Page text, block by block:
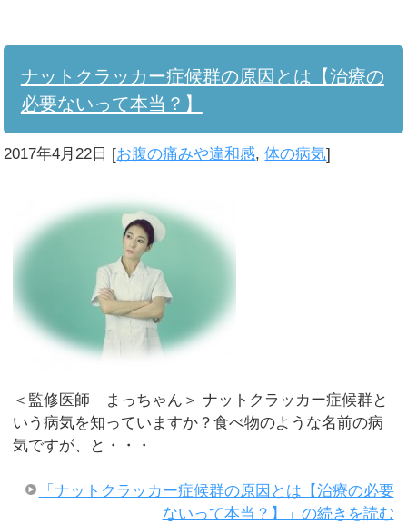
ナットクラッカー症候群の原因とは【治療の
必要ないって本当？】
2017年4月22日 [お腹の痛みや違和感,体の病気]
＜監修医師 まっちゃん＞ ナットクラッカー症候群と
いう病気を知っていますか？食べ物のような名前の病
気ですが、と・・・
「ナットクラッカー症候群の原因とは【治療の必要
ないって本当？】」の続きを読む